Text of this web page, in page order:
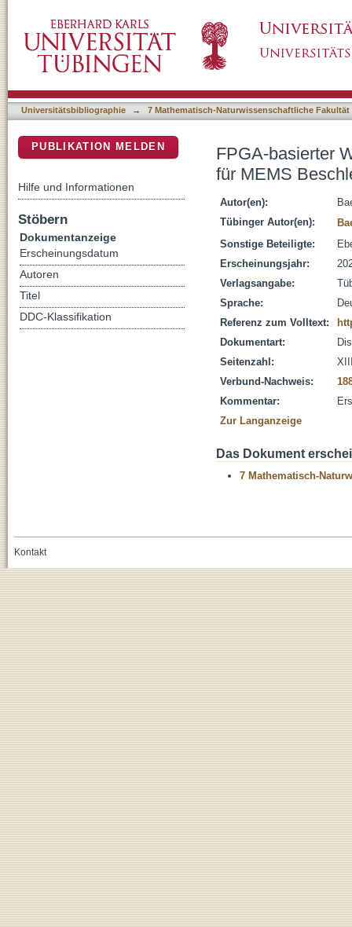
Beschleunigungssensoren
Universitätsbibliographie → 7 Mathematisch-Naturwissenschaftliche Fakultät
FPGA-basierter
für MEMS
Autor(en):
Tübinger Autor(en):
Sonstige Beteiligte:
Erscheinungsjahr:
Verlagsangabe:
Sprache:
Referenz zum Volltext:
Dokumentart:
Seitenzahl:
Verbund-Nachweis:
Kommentar:
Zur Langanzeige
Das Dokument
7 Mathematisch-
PUBLIKATION MELDEN
Hilfe und Informationen
Stöbern
Dokumentanzeige
Erscheinungsdatum
Autoren
Titel
DDC-Klassifikation
Kontakt